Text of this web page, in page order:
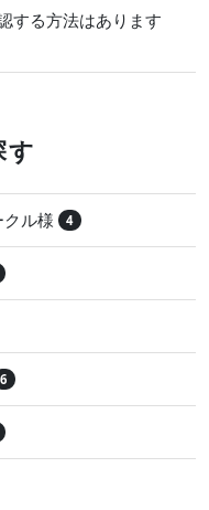
する方法はあります
ル様 4
6